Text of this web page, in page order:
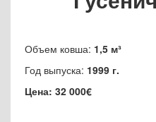
Объем ковша: 1,5 м³
Год выпуска: 1999 г.
Цена: 32 000€